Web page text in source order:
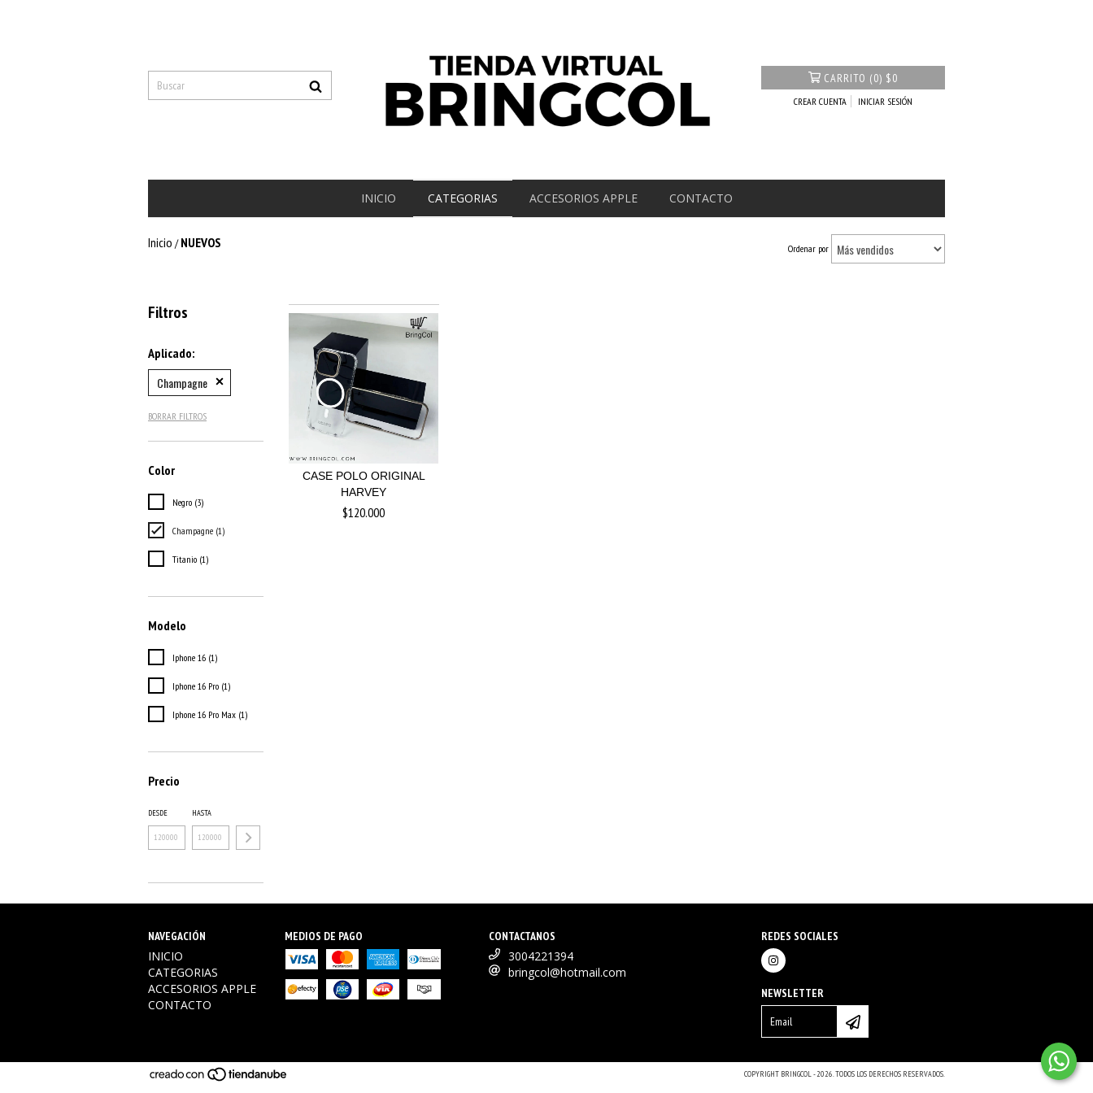
CARRITO (0) $0
CREAR CUENTA INICIAR SESIÓN
INICIO CATEGORIAS ACCESORIOS APPLE CONTACTO
Inicio / NUEVOS Ordenar por
Filtros
Aplicado:
Champagne
BORRAR FILTROS
Color
Negro (3)
Champagne (1)
Titanio (1)
Modelo
Iphone 16 (1)
Iphone 16 Pro (1)
Iphone 16 Pro Max (1)
Precio
DESDE HASTA
CASE POLO ORIGINAL
HARVEY
$120.000
NAVEGACIÓN
INICIO
CATEGORIAS
ACCESORIOS APPLE
CONTACTO
MEDIOS DE PAGO CONTACTANOS
3004221394
bringcol@hotmail.com
REDES SOCIALES
NEWSLETTER
COPYRIGHT BRINGCOL - 2026. TODOS LOS DERECHOS RESERVADOS.